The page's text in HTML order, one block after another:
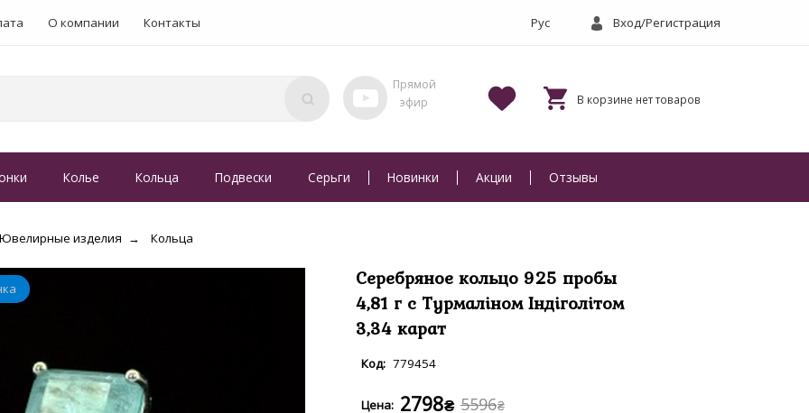
О компании Контакты Вход/Регистрация
Колье Кольца Подвески Серьги Новинки Акции Отзывы
Ювелирные изделия Кольца
Серебряное кольцо 925 пробы
4,81 г с Турмаліном Індіголітом
3,34 карат
779454
5596₴
2798₴